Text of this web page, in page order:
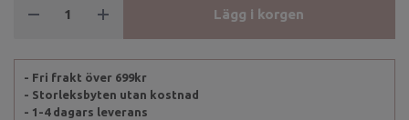
Lägg i korgen
- Fri frakt över 699kr
- Storleksbyten utan kostnad
- 1-4 dagars leverans